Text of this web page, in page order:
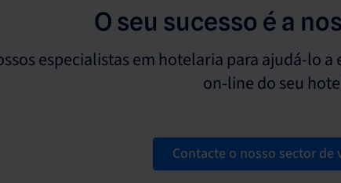
O seu sucesso é a
especialistas em hotelaria para ajudá-lo
on-line do seu
Contacte o nosso sector de